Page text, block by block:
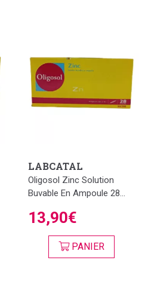
LABCATAL
Oligosol Zinc Solution
Buvable En Ampoule 28...
13,90€
PANIER